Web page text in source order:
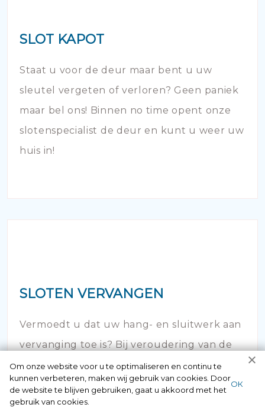
SLOT KAPOT
Staat u voor de deur maar bent u uw
sleutel vergeten of verloren? Geen paniek
maar bel ons! Binnen no time opent onze
slotenspecialist de deur en kunt u weer uw
huis in!
SLOTEN VERVANGEN
Vermoedt u dat uw hang- en sluitwerk aan
vervanging toe is? Bij veroudering van de
sloten van uw woning of bedrijfspand is het
noodzakelijk om in actie te komen.
Om onze website voor u te optimaliseren en continu te
kunnen verbeteren, maken wij gebruik van cookies. Door
de website te blijven gebruiken, gaat u akkoord met het
gebruik van cookies.
ОК